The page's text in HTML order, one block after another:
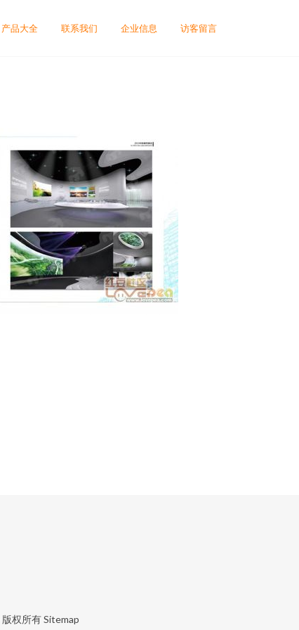
产品大全 联系我们 企业信息 访客留言
版权所有Sitemap